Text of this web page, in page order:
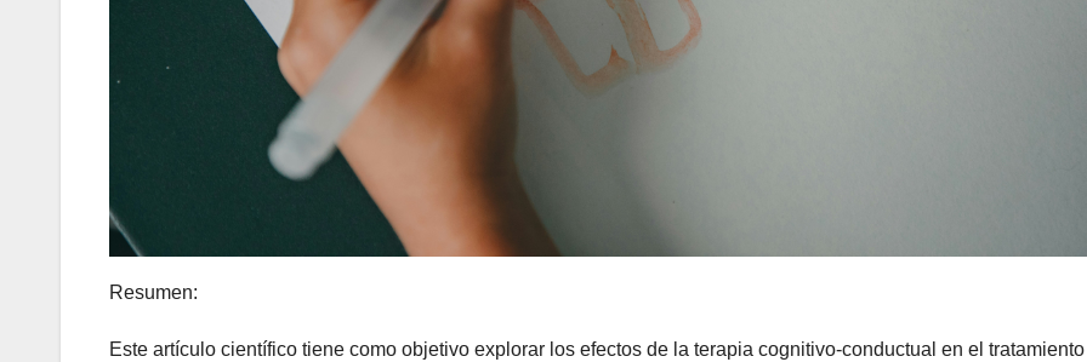
Resumen:
Este artículo científico tiene como objetivo explorar los efectos de la terapia cognitivo-conductual en el